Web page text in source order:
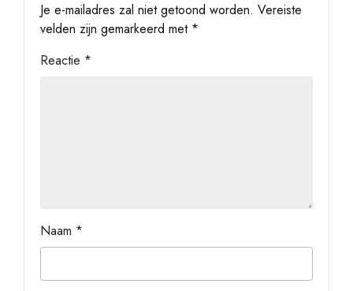
Je e-mailadres zal niet getoond worden. Vereiste
velden zijn gemarkeerd met *
Reactie *
Naam *